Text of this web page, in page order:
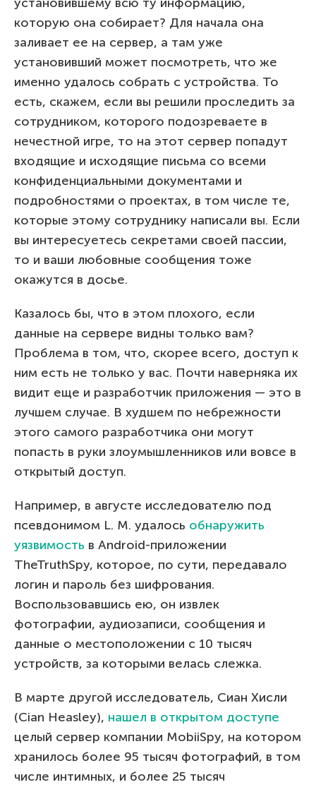
которую она собирает? Для начала она
заливает ее на сервер, а там уже
установивший может посмотреть, что же
именно удалось собрать с устройства. То
есть, скажем, если вы решили проследить за
сотрудником, которого подозреваете в
нечестной игре, то на этот сервер попадут
входящие и исходящие письма со всеми
конфиденциальными документами и
подробностями о проектах, в том числе те,
которые этому сотруднику написали вы. Если
вы интересуетесь секретами своей пассии,
то и ваши любовные сообщения тоже
окажутся в досье.
Казалось бы, что в этом плохого, если
данные на сервере видны только вам?
Проблема в том, что, скорее всего, доступ к
ним есть не только у вас. Почти наверняка их
видит еще и разработчик приложения — это в
лучшем случае. В худшем по небрежности
этого самого разработчика они могут
попасть в руки злоумышленников или вовсе в
открытый доступ.
Например, в августе исследователю под
псевдонимом L. M. удалось обнаружить
уязвимость в Android-приложении
TheTruthSpy, которое, по сути, передавало
логин и пароль без шифрования.
Воспользовавшись ею, он извлек
фотографии, аудиозаписи, сообщения и
данные о местоположении с 10 тысяч
устройств, за которыми велась слежка.
В марте другой исследователь, Сиан Хисли
(Cian Heasley), нашел в открытом доступе
целый сервер компании MobiiSpy, на котором
хранилось более 95 тысяч фотографий, в том
числе интимных, и более 25 тысяч